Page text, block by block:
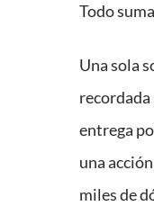
Todo
Una sola
entrega
una
miles de